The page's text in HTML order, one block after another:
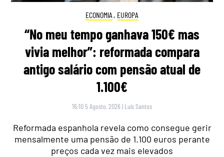
ECONOMIA , EUROPA
“No meu tempo ganhava 150€ mas
vivia melhor”: reformada compara
antigo salário com pensão atual de
1.100€
16:10 5 Agosto, 2026 | Luís Santos
Reformada espanhola revela como consegue gerir
mensalmente uma pensão de 1.100 euros perante
preços cada vez mais elevados